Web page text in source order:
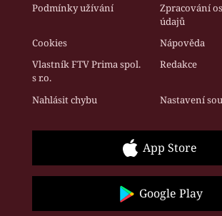
Podmínky užívání
Zpracování
údajů
Cookies
Nápověda
Vlastník FTV Prima spol.
s r.o.
Redakce
Nahlásit chybu Nastavení
App Store
Google Play